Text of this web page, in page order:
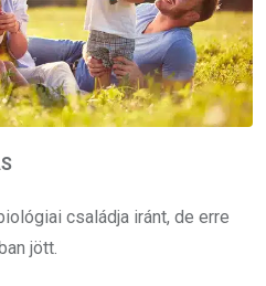
családja iránt, de erre
jött.